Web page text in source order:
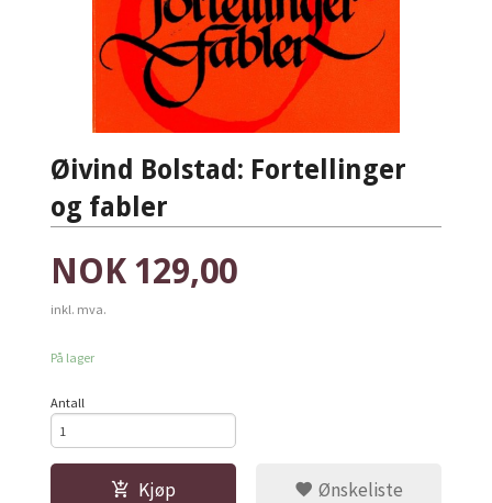
Øivind Bolstad: Fortellinger
og fabler
Pris
NOK 129,00
inkl. mva.
På lager
Antall
Kjøp Ønskeliste